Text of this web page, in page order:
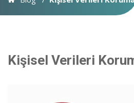
Kişisel Verileri